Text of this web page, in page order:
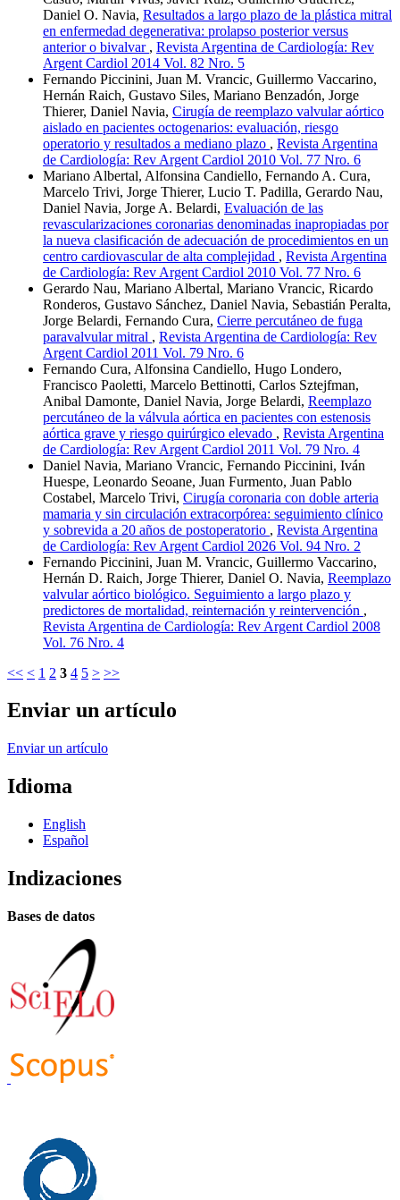
Daniel O. Navia, Resultados a largo plazo de la plástica mitral
en enfermedad degenerativa: prolapso posterior versus
anterior o bivalvar , Revista Argentina de Cardiología: Rev
Argent Cardiol 2014 Vol. 82 Nro. 5
Fernando Piccinini, Juan M. Vrancic, Guillermo Vaccarino,
Hernán Raich, Gustavo Siles, Mariano Benzadón, Jorge
Thierer, Daniel Navia, Cirugía de reemplazo valvular aórtico
aislado en pacientes octogenarios: evaluación, riesgo
operatorio y resultados a mediano plazo , Revista Argentina
de Cardiología: Rev Argent Cardiol 2010 Vol. 77 Nro. 6
Mariano Albertal, Alfonsina Candiello, Fernando A. Cura,
Marcelo Trivi, Jorge Thierer, Lucio T. Padilla, Gerardo Nau,
Daniel Navia, Jorge A. Belardi, Evaluación de las
revascularizaciones coronarias denominadas inapropiadas por
la nueva clasificación de adecuación de procedimientos en un
centro cardiovascular de alta complejidad , Revista Argentina
de Cardiología: Rev Argent Cardiol 2010 Vol. 77 Nro. 6
Gerardo Nau, Mariano Albertal, Mariano Vrancic, Ricardo
Ronderos, Gustavo Sánchez, Daniel Navia, Sebastián Peralta,
Jorge Belardi, Fernando Cura, Cierre percutáneo de fuga
paravalvular mitral , Revista Argentina de Cardiología: Rev
Argent Cardiol 2011 Vol. 79 Nro. 6
Fernando Cura, Alfonsina Candiello, Hugo Londero,
Francisco Paoletti, Marcelo Bettinotti, Carlos Sztejfman,
Anibal Damonte, Daniel Navia, Jorge Belardi, Reemplazo
percutáneo de la válvula aórtica en pacientes con estenosis
aórtica grave y riesgo quirúrgico elevado , Revista Argentina
de Cardiología: Rev Argent Cardiol 2011 Vol. 79 Nro. 4
Daniel Navia, Mariano Vrancic, Fernando Piccinini, Iván
Huespe, Leonardo Seoane, Juan Furmento, Juan Pablo
Costabel, Marcelo Trivi, Cirugía coronaria con doble arteria
mamaria y sin circulación extracorpórea: seguimiento clínico
y sobrevida a 20 años de postoperatorio , Revista Argentina
de Cardiología: Rev Argent Cardiol 2026 Vol. 94 Nro. 2
Fernando Piccinini, Juan M. Vrancic, Guillermo Vaccarino,
Hernán D. Raich, Jorge Thierer, Daniel O. Navia, Reemplazo
valvular aórtico biológico. Seguimiento a largo plazo y
predictores de mortalidad, reinternación y reintervención ,
Revista Argentina de Cardiología: Rev Argent Cardiol 2008
Vol. 76 Nro. 4
<< < 1 2 3 4 5 > >>
Enviar un artículo
Enviar un artículo
Idioma
English
Español
Indizaciones
Bases de datos